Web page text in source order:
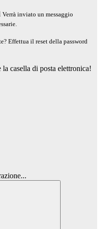
Verrà inviato un messaggio
Effettua il reset della password
casella di posta elettronica!